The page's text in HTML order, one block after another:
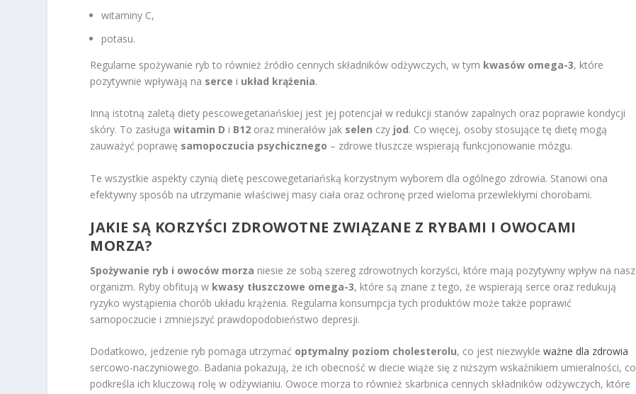
witaminy C,
potasu.
Regularne spożywanie ryb to również źródło cennych składników odżywczych, w tym kwasów omega-3, które
pozytywnie wpływają na serce i układ krążenia.
Inną istotną zaletą diety pescowegetariańskiej jest jej potencjał w redukcji stanów zapalnych oraz poprawie kondycji
skóry. To zasługawitamin D i B12 oraz minerałów jak selen czy jod. Co więcej, osoby stosujące tę dietę mogą
zauważyć poprawę samopoczucia psychicznego – zdrowe tłuszcze wspierają funkcjonowanie mózgu.
Te wszystkie aspekty czynią dietę pescowegetariańską korzystnym wyborem dla ogólnego zdrowia. Stanowi ona
efektywny sposób na utrzymanie właściwej masy ciała oraz ochronę przed wieloma przewlekłymi chorobami.
JAKIE SĄ KORZYŚCI ZDROWOTNE ZWIĄZANE Z RYBAMI I OWOCAMI
MORZA?
Spożywanie ryb i owoców morza niesie ze sobą szereg zdrowotnych korzyści, które mają pozytywny wpływ na nasz
organizm. Ryby obfitują w kwasy tłuszczowe omega-3, które są znane z tego, że wspierają serce oraz redukują
ryzyko wystąpienia chorób układu krążenia. Regularna konsumpcja tych produktów może także poprawić
samopoczucie i zmniejszyć prawdopodobieństwo depresji.
Dodatkowo, jedzenie ryb pomaga utrzymać optymalny poziom cholesterolu, co jest niezwykleważne dla zdrowia
sercowo-naczyniowego. Badania pokazują, że ich obecność w diecie wiąże się z niższym wskaźnikiem umieralności, co
podkreśla ich kluczową rolę w odżywianiu. Owoce morza to również skarbnica cennych składników odżywczych, które